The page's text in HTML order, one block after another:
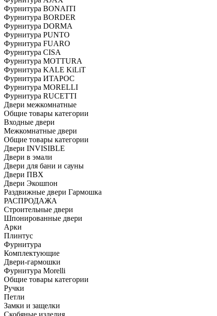
Фурнитура BONAITI
Фурнитура BORDER
Фурнитура DORMA
Фурнитура PUNTO
Фурнитура FUARO
Фурнитура CISA
Фурнитура MOTTURA
Фурнитура KALE KiLiT
Фурнитура ИТАРОС
Фурнитура MORELLI
Фурнитура RUCETTI
Двери межкомнатные
Общие товары категории
Входные двери
Межкомнатные двери
Общие товары категории
Двери INVISIBLE
Двери в эмали
Двери для бани и сауны
Двери ПВХ
Двери Экошпон
Раздвижные двери Гармошка
РАСПРОДАЖА
Строительные двери
Шпонированные двери
Арки
Плинтус
Фурнитура
Комплектующие
Двери-гармошки
Фурнитура Morelli
Общие товары категории
Ручки
Петли
Замки и защелки